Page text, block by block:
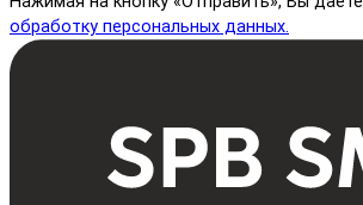
обработку персональных данных.